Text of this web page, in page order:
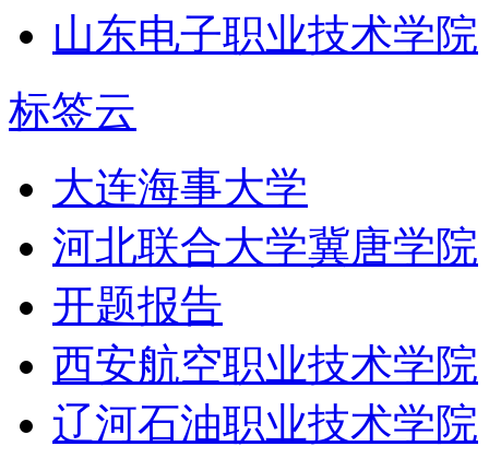
山东电子职业技术学院
标签云
大连海事大学
河北联合大学冀唐学院
开题报告
西安航空职业技术学院
辽河石油职业技术学院